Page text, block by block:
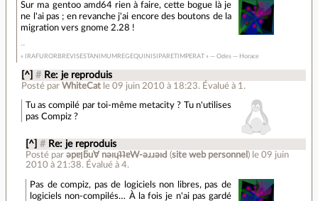
Sur ma gentoo amd64 rien à faire, cette bogue là je
ne l'ai pas ; en revanche j'ai encore des boutons de la
migration vers gnome 2.28 !
« IRAFURORBREVISESTANIMUMREGEQUINISIPARETIMPERAT » — Odes — Horace
[^] # Re: je reproduis
Posté par WhiteCat le 09 juin 2010 à 18:23. Évalué à 1 .
Tu as compilé par toi-même metacity ? Tu n'utilises
pas Compiz ?
[^] # Re: je reproduis
Posté par ǝpɐןƃu∀ nǝıɥʇʇɐW-ǝɹɹǝıԀ (site web personnel ) le 09 juin
2010 à 21:38. Évalué à4.
Pas de compiz, pas de logiciels non libres, pas de
logiciels non-compilés… À la fois je n'ai pas gardé